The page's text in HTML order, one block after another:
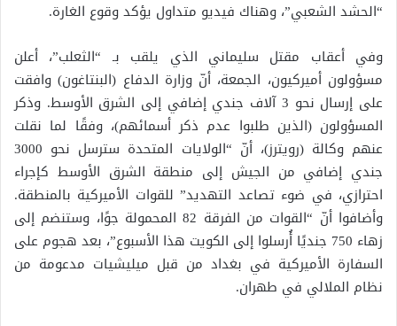
“الحشد الشعبي”، وهناك فيديو متداول يؤكد وقوع الغارة.
وفي أعقاب مقتل سليماني الذي يلقب بـ “الثعلب”، أعلن
مسؤولون أميركيون، الجمعة، أنّ وزارة الدفاع (البنتاغون) وافقت
على إرسال نحو 3 آلاف جندي إضافي إلى الشرق الأوسط. وذكر
المسؤولون (الذين طلبوا عدم ذكر أسمائهم)، وفقًا لما نقلت
عنهم وكالة (رويترز)، أنّ “الولايات المتحدة سترسل نحو 3000
جندي إضافي من الجيش إلى منطقة الشرق الأوسط كإجراء
احترازي، في ضوء تصاعد التهديد” للقوات الأميركية بالمنطقة.
وأضافوا أنّ “القوات من الفرقة 82 المحمولة جوًا، وستنضم إلى
زهاء 750 جنديًا أُرسلوا إلى الكويت هذا الأسبوع”، بعد هجوم على
السفارة الأميركية في بغداد من قبل ميليشيات مدعومة من
نظام الملالي في طهران.